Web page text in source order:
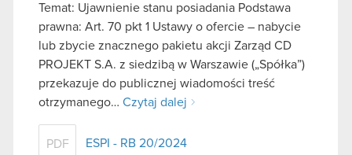
Temat: Ujawnienie stanu posiadania Podstawa
prawna: Art. 70 pkt 1 Ustawy o ofercie – nabycie
lub zbycie znacznego pakietu akcji Zarząd CD
PROJEKT S.A. z siedzibą w Warszawie („Spółka”)
przekazuje do publicznej wiadomości treść
otrzymanego… Czytaj dalej
PDF ESPI - RB 20/2024